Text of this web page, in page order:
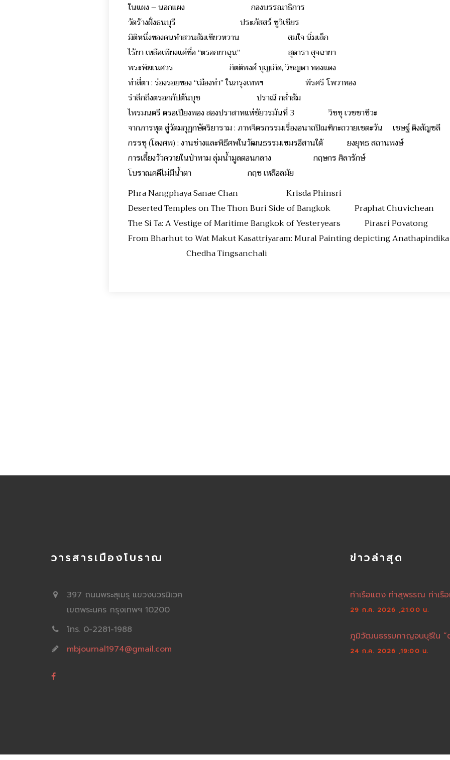
ในแผง – นอกแผง กองบรรณาธิการ
วัดร้างฝั่งธนบุรี ประภัสสร์ ชูวิเชียร
มิติหนึ่งของคนทำสวนส้มเขียวหวาน สมใจ นิ่มเล็ก
ไร้ยา เหลือเพียงแค่ชื่อ “ตรอกยาฉุน” สุดารา สุจฉายา
พระพิฆเนศวร กิตติพงศ์ บุญเกิด, วิชญดา ทองแดง
ท่าสี่ตา : ร่องรอยของ “เมืองท่า” ในกรุงเทพฯ พีรศรี โพวาทอง
รำลึกถึงตรอกกัปตันบุช ปราณี กล่ำส้ม
ไพรมนตรี ตรอเปียงพอง สองปราสาทแห่ชัยวรมันที่ 3 วิชชุ เวชชาชีวะ
จากภารหุต สู่วัดมกุฏกษัตริยาราม : ภาพจิตรกรรมเรื่องอนาถปิณฑิกะถวายเชตะวัน เชษฐ์ ติงสัญชลี
กรรชุ (โลงศพ) : งานช่างและพิธีศพในวัฒนธรรมเขมรอีสานใต้ ยงยุทธ สถานพงษ์
การเลี้ยงวัวควายในป่าทาม ลุ่มน้ำมูลตอนกลาง กฤษกร ศิลารักษ์
โบราณคดีไม่มีน้ำตา กฤช เหลือลมัย
Phra Nangphaya Sanae Chan Krisda Phinsri
Deserted Temples on The Thon Buri Side of Bangkok Praphat Chuvichean
The Si Ta: A Vestige of Maritime Bangkok of Yesteryears Pirasri Povatong
From Bharhut to Wat Makut Kasattriyaram: Mural Painting depicting
Chedha Tingsanchali
วารสารเมืองโบราณ
397 ถนนพระสุเมรุ แขวงบวรนิเวศ
เขตพระนคร กรุงเทพฯ 10200
โทร. 0-2281-1988
mbjournal1974@gmail.com
ข่าวล่าสุด
ท่าเรือแดง ท่าสุพรรณ ท่าเรื
29 ก.ค. 2026 ,21:00 น.
ภูมิวัฒนธรรมกาญจนบุรีใน “ต
24 ก.ค. 2026 ,19:00 น.